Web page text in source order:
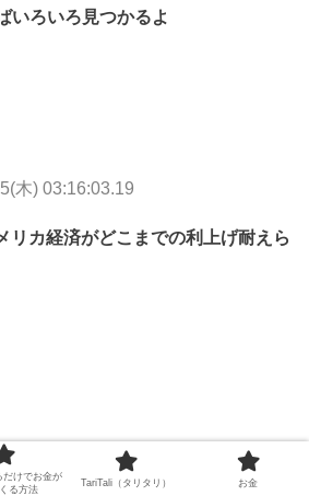
いろいろ見つかるよ
木) 03:16:03.19
リカ経済がどこまでの利上げ耐えら
木) 04:31:31.48
だけでお金が
る方法
TariTali（タリタリ） お金